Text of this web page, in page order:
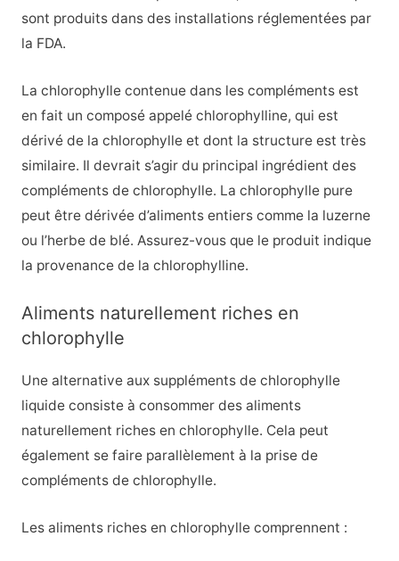
sont produits dans des installations réglementées par
la FDA.
La chlorophylle contenue dans les compléments est
en fait un composé appelé chlorophylline, qui est
dérivé de la chlorophylle et dont la structure est très
similaire. Il devrait s’agir du principal ingrédient des
compléments de chlorophylle. La chlorophylle pure
peut être dérivée d’aliments entiers comme la luzerne
ou l’herbe de blé. Assurez-vous que le produit indique
la provenance de la chlorophylline.
Aliments naturellement riches en
chlorophylle
Une alternative aux suppléments de chlorophylle
liquide consiste à consommer des aliments
naturellement riches en chlorophylle. Cela peut
également se faire parallèlement à la prise de
compléments de chlorophylle.
Les aliments riches en chlorophylle comprennent :